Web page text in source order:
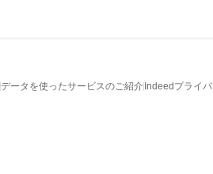
データを使ったサービスのご紹介 Indeedプライ